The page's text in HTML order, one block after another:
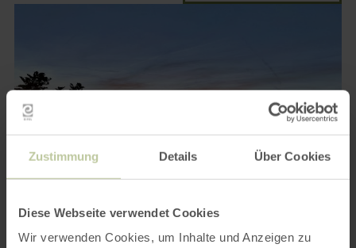
Zustimmung Details Über Cookies
Diese Webseite verwendet Cookies
Wir verwenden Cookies, um Inhalte und Anzeigen zu